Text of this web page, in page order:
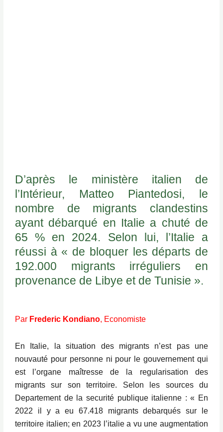
D’après le ministère italien de
l’Intérieur, Matteo Piantedosi, le
nombre de migrants clandestins
ayant débarqué en Italie a chuté de
65 % en 2024. Selon lui, l’Italie a
réussi à « de bloquer les départs de
192.000 migrants irréguliers en
provenance de Libye et de Tunisie ».
Par Frederic Kondiano, Economiste
En Italie, la situation des migrants n’est pas une
nouvauté pour personne ni pour le gouvernement qui
est l’organe maîtresse de la regularisation des
migrants sur son territoire. Selon les sources du
Departement de la securité publique italienne : « En
2022 il y a eu 67.418 migrants debarqués sur le
territoire italien; en 2023 l’italie a vu une augmentation